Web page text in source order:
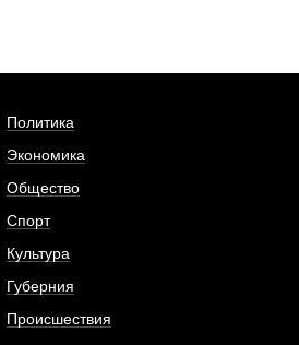
Политика
Экономика
Общество
Спорт
Культура
Губерния
Происшествия